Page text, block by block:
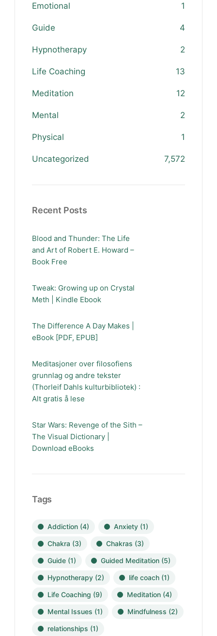
Emotional 1
Guide 4
Hypnotherapy 2
Life Coaching 13
Meditation 12
Mental 2
Physical 1
Uncategorized 7,572
Recent Posts
Blood and Thunder: The Life
and Art of Robert E. Howard –
Book Free
Tweak: Growing up on Crystal
Meth | Kindle Ebook
The Difference A Day Makes |
eBook [PDF, EPUB]
Meditasjoner over filosofiens
grunnlag og andre tekster
(Thorleif Dahls kulturbibliotek) :
Alt gratis å lese
Star Wars: Revenge of the Sith –
The Visual Dictionary |
Download eBooks
Tags
Addiction (4) Anxiety (1)
Chakra (3) Chakras (3)
Guide (1) Guided Meditation (5)
Hypnotherapy (2) life coach (1)
Life Coaching (9) Meditation (4)
Mental Issues (1) Mindfulness (2)
relationships (1)